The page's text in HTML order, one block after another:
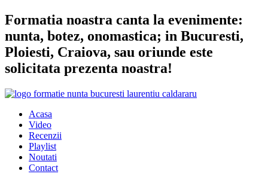
Sari
la
conținut
Formatia noastra canta la evenimente:
nunta, botez, onomastica; in Bucuresti,
Ploiesti, Craiova, sau oriunde este
solicitata prezenta noastra!
Acasa
Video
Recenzii
Playlist
Noutati
Contact